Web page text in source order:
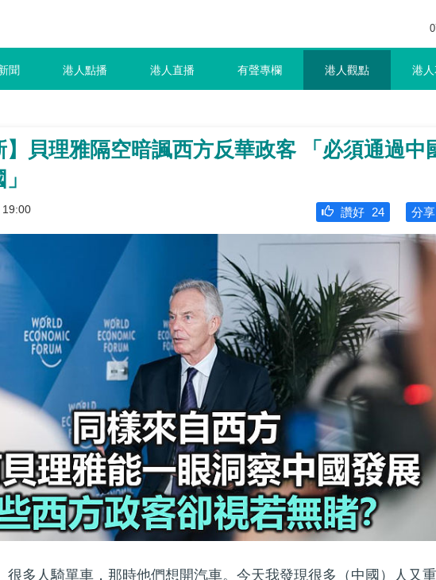
聞 港人點播 港人直播 有聲專欄 港人觀點 港
】貝理雅隔空暗諷西方反華政客 「必須通過中
19:00 分享
讚好 24
很多人騎單車，那時他們想開汽車。今天我發現很多（中國）人又重